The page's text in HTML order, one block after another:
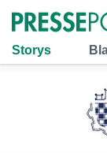
Storys